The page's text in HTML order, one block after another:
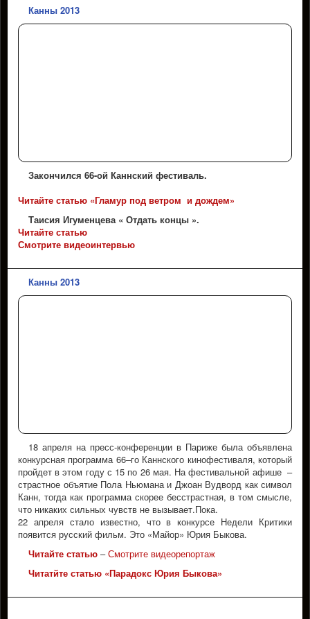
Канны 2013
Закончился 66-ой Каннский фестиваль.
Читайте статью «Гламур под ветром и дождем»
Таисия Игуменцева « Отдать концы ».
Читайте статью
Смотрите видеоинтервью
Канны 2013
18 апреля на пресс-конференции в Париже была объявлена
конкурсная программа 66–го Каннского кинофестиваля, который
пройдет в этом году с 15 по 26 мая. На фестивальной афише –
страстное объятие Пола Ньюмана и Джоан Вудворд как символ
Канн, тогда как программа скорее бесстрастная, в том смысле,
что никаких сильных чувств не вызывает.Пока.
22 апреля стало известно, что в конкурсе Недели Критики
появится русский фильм. Это «Майор» Юрия Быкова.
Читайте статью –Смотрите видеорепортаж
Читатйте статью «Парадокс Юрия Быкова»